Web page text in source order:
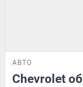
АВТО
Chevrolet